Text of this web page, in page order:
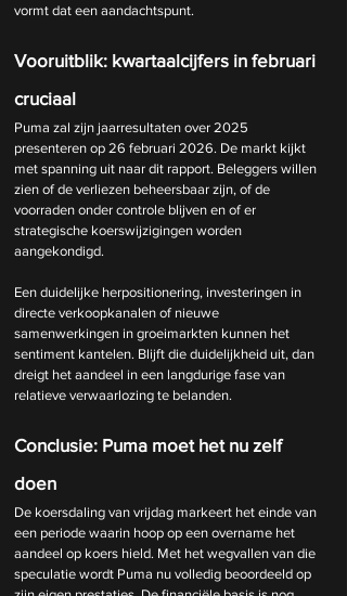
vormt dat een aandachtspunt.
Vooruitblik: kwartaalcijfers in februari
cruciaal
Puma zal zijn jaarresultaten over 2025
presenteren op 26 februari 2026. De markt kijkt
met spanning uit naar dit rapport. Beleggers willen
zien of de verliezen beheersbaar zijn, of de
voorraden onder controle blijven en of er
strategische koerswijzigingen worden
aangekondigd.
Een duidelijke herpositionering, investeringen in
directe verkoopkanalen of nieuwe
samenwerkingen in groeimarkten kunnen het
sentiment kantelen. Blijft die duidelijkheid uit, dan
dreigt het aandeel in een langdurige fase van
relatieve verwaarlozing te belanden.
Conclusie: Puma moet het nu zelf
doen
De koersdaling van vrijdag markeert het einde van
een periode waarin hoop op een overname het
aandeel op koers hield. Met het wegvallen van die
speculatie wordt Puma nu volledig beoordeeld op